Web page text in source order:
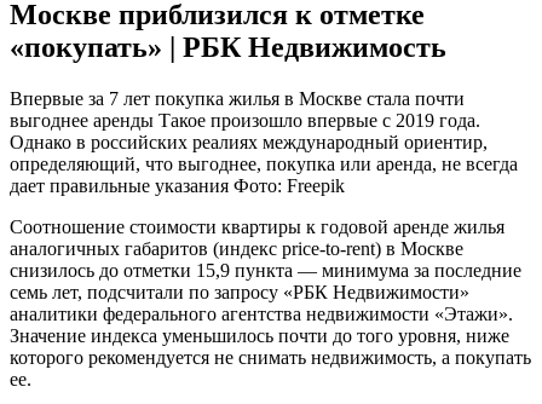
Москве приблизился к отметке
«покупать» | РБК Недвижимость
Впервые за 7 лет покупка жилья в Москве стала почти
выгоднее аренды Такое произошло впервые c 2019 года.
Однако в российских реалиях международный ориентир,
определяющий, что выгоднее, покупка или аренда, не всегда
дает правильные указания Фото: Freepik
Соотношение стоимости квартиры к годовой аренде жилья
аналогичных габаритов (индекс price-to-rent) в Москве
снизилось до отметки 15,9 пункта — минимума за последние
семь лет, подсчитали по запросу «РБК Недвижимости»
аналитики федерального агентства недвижимости «Этажи».
Значение индекса уменьшилось почти до того уровня, ниже
которого рекомендуется не снимать недвижимость, а покупать
ее.